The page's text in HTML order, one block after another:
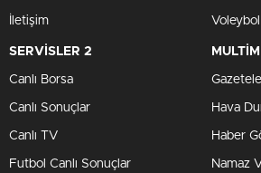
İletişim
SERVİSLER 2
Canlı Borsa
Canlı Sonuçlar
Canlı TV
Futbol Canlı Sonuçlar
Hava
Haber
Namaz